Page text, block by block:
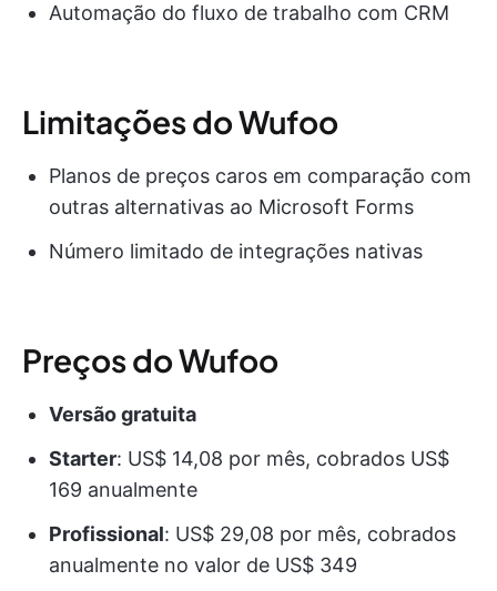
Automação do fluxo de trabalho com CRM
Limitações do Wufoo
Planos de preços caros em comparação com
outras alternativas ao Microsoft Forms
Número limitado de integrações nativas
Preços do Wufoo
Versão gratuita
Starter: US$ 14,08 por mês, cobrados US$
169 anualmente
Profissional: US$ 29,08 por mês, cobrados
anualmente no valor de US$ 349